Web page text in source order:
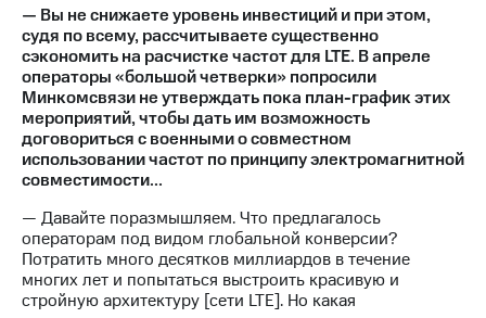
— Вы не снижаете уровень инвестиций и при этом,
судя по всему, рассчитываете существенно
сэкономить на расчистке частот для LTE. В апреле
операторы «большой четверки» попросили
Минкомсвязи не утверждать пока план-график этих
мероприятий, чтобы дать им возможность
договориться с военными о совместном
использовании частот по принципу электромагнитной
совместимости...
— Давайте поразмышляем. Что предлагалось
операторам под видом глобальной конверсии?
Потратить много десятков миллиардов в течение
многих лет и попытаться выстроить красивую и
стройную архитектуру [сети LTE]. Но какая